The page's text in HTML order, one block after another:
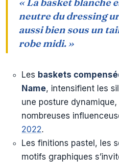
neutre du dressing
aussi bien sous un
robe midi. »
Les baskets
Name, intensifient les
une posture
nombreuses
2022.
Les finitions pastel, les
motifs graphiques